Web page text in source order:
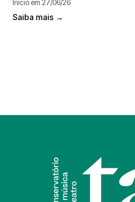
Início em 27/06/26
Saiba mais →